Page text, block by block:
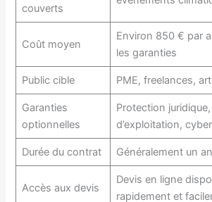
couverts
Coût moyen
Environ 850 € par
les garanties
Public cible PME, freelances,
Garanties
optionnelles
Protection
d’exploitation,
Durée du contrat Généralement un
Accès aux devis
Devis en ligne
rapidement et